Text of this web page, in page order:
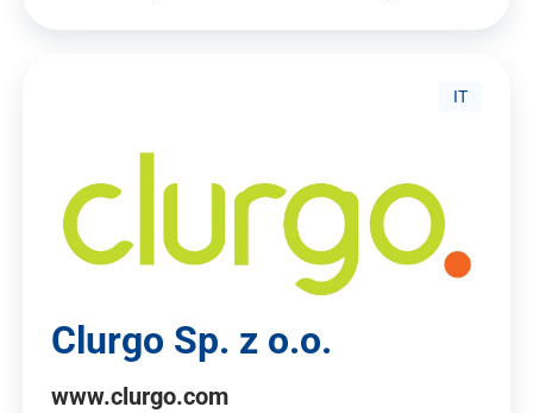
IT
Clurgo Sp. z o.o.
www.clurgo.com